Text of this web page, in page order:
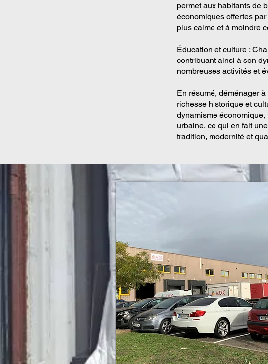
permet aux habitants de
économiques offertes
plus calme et à moindre
Éducation et culture :
contribuant ainsi à son
nombreuses activités et
En résumé, déménager
richesse historique et
dynamisme
urbaine, ce qui en fait
tradition, modernité et